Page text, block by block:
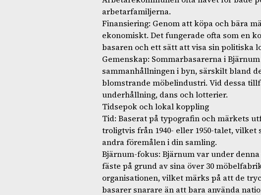
arbetarfamiljerna.
Finansiering: Genom att köpa och bära
ekonomiskt. Det fungerade ofta som en
basaren och ett sätt att visa sin politiska
Gemenskap: Sommarbasarerna i
sammanhållningen i byn, särskilt bland
blomstrande möbelindustri. Vid dessa
underhållning, dans och lotterier.
Tidsepok och lokal koppling
Tid: Baserat på typografin och märkets
troligtvis från 1940- eller 1950-talet,
andra föremålen i din samling.
Bjärnum-fokus: Bjärnum var under
fäste på grund av sina över 30
organisationen, vilket märks på att de
basarer snarare än att bara använda